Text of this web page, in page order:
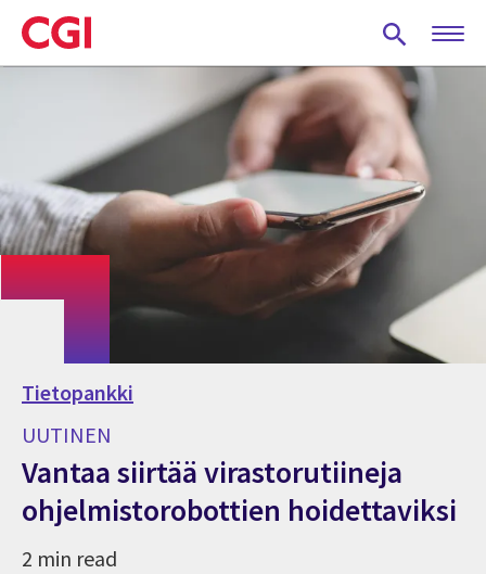
Skip
to
main
Tietopankki
UUTINEN
Vantaa siirtää virastorutiineja
ohjelmistorobottien hoidettaviksi
2 min read